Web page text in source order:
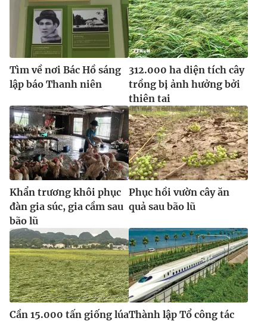
Tìm về nơi Bác Hồ sáng
lập báo Thanh niên
312.000 ha diện tích cây
trồng bị ảnh hưởng bởi
thiên tai
Khẩn trương khôi phục
đàn gia súc, gia cầm sau
bão lũ
Phục hồi vườn cây ăn
quả sau bão lũ
Cần 15.000 tấn giống lúaThành lập Tổ công tác